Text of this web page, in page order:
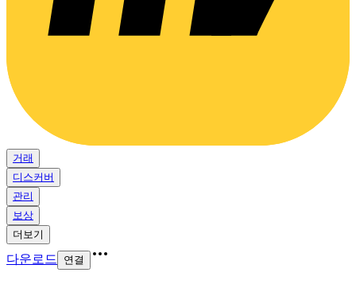
거래
디스커버
관리
보상
더보기
다운로드 연결